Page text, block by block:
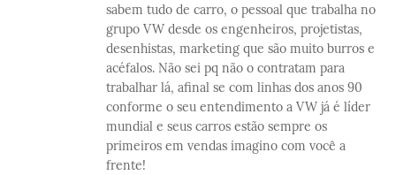
sabem tudo de carro, o pessoal que trabalha no
grupo VW desde os engenheiros, projetistas,
desenhistas, marketing que são muito burros e
acéfalos. Não sei pq não o contratam para
trabalhar lá, afinal se com linhas dos anos 90
conforme o seu entendimento a VW já é líder
mundial e seus carros estão sempre os
primeiros em vendas imagino com você a
frente!